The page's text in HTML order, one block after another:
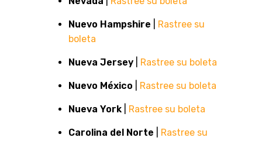
Nuevo Hampshire
Rastree su
boleta
Nueva Jersey Rastree su boleta
Nuevo México Rastree su boleta
Nueva York Rastree su boleta
Carolina del Norte
Rastree su